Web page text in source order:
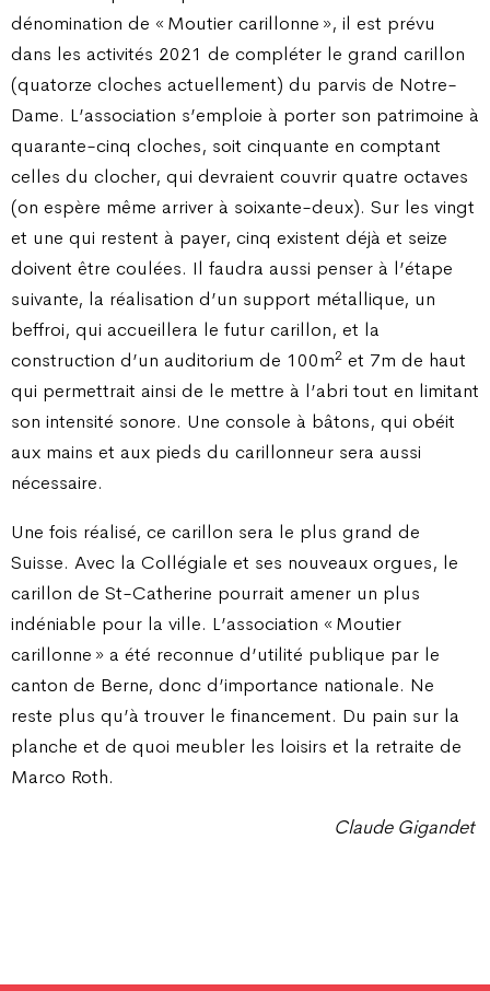
dénomination de « Moutier carillonne », il est prévu
dans les activités 2021 de compléter le grand carillon
(quatorze cloches actuellement) du parvis de Notre-
Dame. L’association s’emploie à porter son patrimoine à
quarante-cinq cloches, soit cinquante en comptant
celles du clocher, qui devraient couvrir quatre octaves
(on espère même arriver à soixante-deux). Sur les vingt
et une qui restent à payer, cinq existent déjà et seize
doivent être coulées. Il faudra aussi penser à l’étape
suivante, la réalisation d’un support métallique, un
beffroi, qui accueillera le futur carillon, et la
construction d’un auditorium de 100m2 et 7m de haut
qui permettrait ainsi de le mettre à l’abri tout en limitant
son intensité sonore. Une console à bâtons, qui obéit
aux mains et aux pieds du carillonneur sera aussi
nécessaire.
Une fois réalisé, ce carillon sera le plus grand de
Suisse. Avec la Collégiale et ses nouveaux orgues, le
carillon de St-Catherine pourrait amener un plus
indéniable pour la ville. L’association « Moutier
carillonne » a été reconnue d’utilité publique par le
canton de Berne, donc d’importance nationale. Ne
reste plus qu’à trouver le financement. Du pain sur la
planche et de quoi meubler les loisirs et la retraite de
Marco Roth.
Claude Gigandet